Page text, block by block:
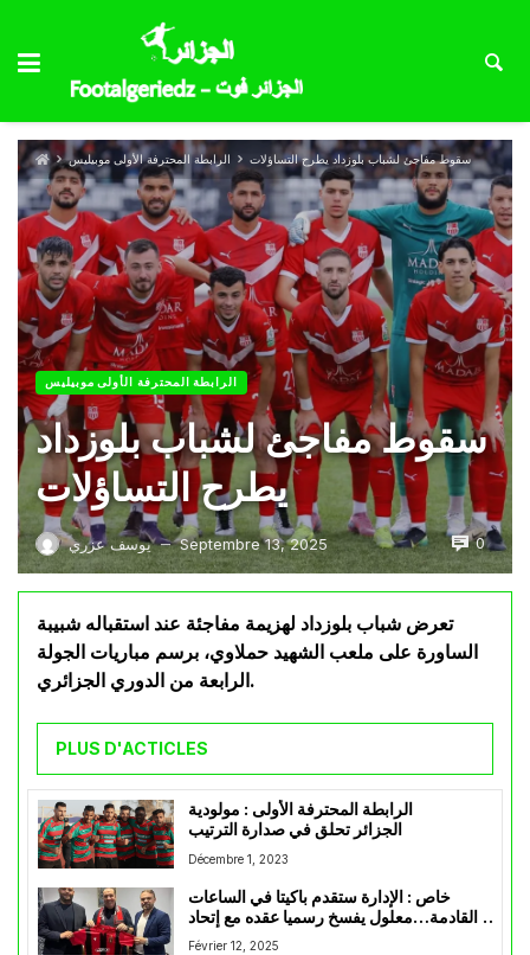
الرابطة المحترفة الأولى موبيليس سقوط مفاجئ لشباب بلوزداد يطرح التساؤلات
الرابطة المحترفة الأولى موبيليس
سقوط مفاجئ لشباب بلوزداد
يطرح التساؤلات
يوسف عزري — Septembre 13, 2025 0
تعرض شباب بلوزداد لهزيمة مفاجئة عند استقباله شبيبة
الساورة على ملعب الشهيد حملاوي، برسم مباريات الجولة
الرابعة من الدوري الجزائري.
PLUS D'ACTICLES
الرابطة المحترفة الأولى : مولودية
الجزائر تحلق في صدارة الترتيب
Décembre 1, 2023
خاص : الإدارة ستقدم باكيتا في الساعات
القادمة…معلول يفسخ رسميا عقده مع إتحاد
العاصمة
Février 12, 2025